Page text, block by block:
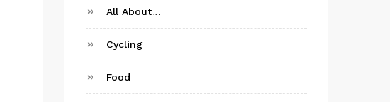
All About…
Cycling
Food